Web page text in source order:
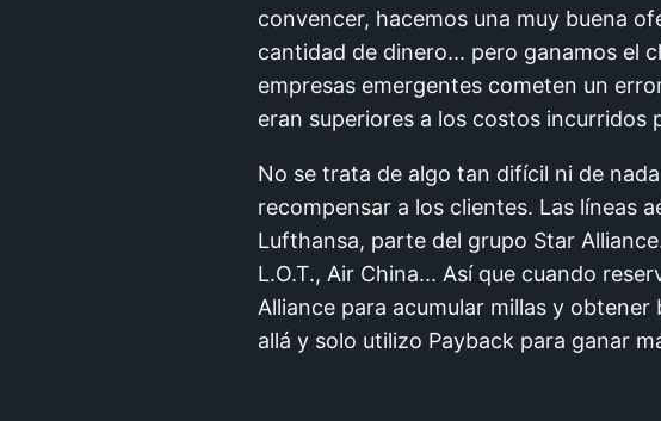
convencer, hacemos una muy buena
cantidad de dinero... pero ganamos el
empresas emergentes cometen un
eran superiores a los costos incurridos
No se trata de algo tan difícil ni de
recompensar a los clientes. Las líneas
Lufthansa, parte del grupo Star
L.O.T., Air China... Así que cuando
Alliance para acumular millas y
allá y solo utilizo Payback para ganar